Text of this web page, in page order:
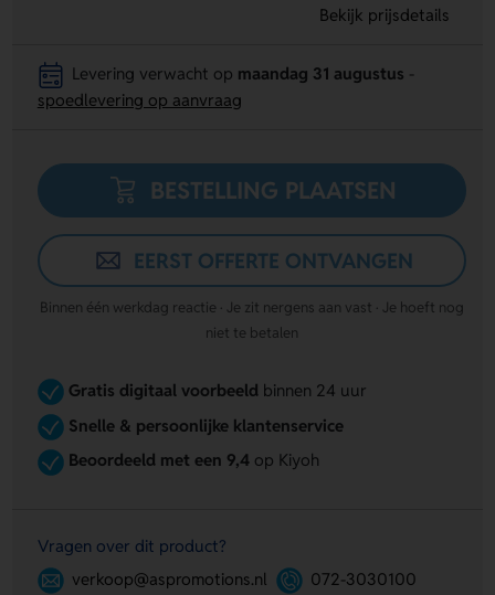
Bekijk prijsdetails
Levering verwacht op maandag 31 augustus
spoedlevering op aanvraag
BESTELLING PLAATSEN
EERST OFFERTE ONTVANGEN
Binnen één werkdag reactie · Je zit nergens aan vast · Je hoeft nog
niet te betalen
Gratis digitaal voorbeeld binnen 24 uur
Snelle & persoonlijke klantenservice
Beoordeeld met een 9,4op Kiyoh
Vragen over dit product?
verkoop@aspromotions.nl
072-3030100